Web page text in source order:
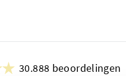
30.888 beoordelingen